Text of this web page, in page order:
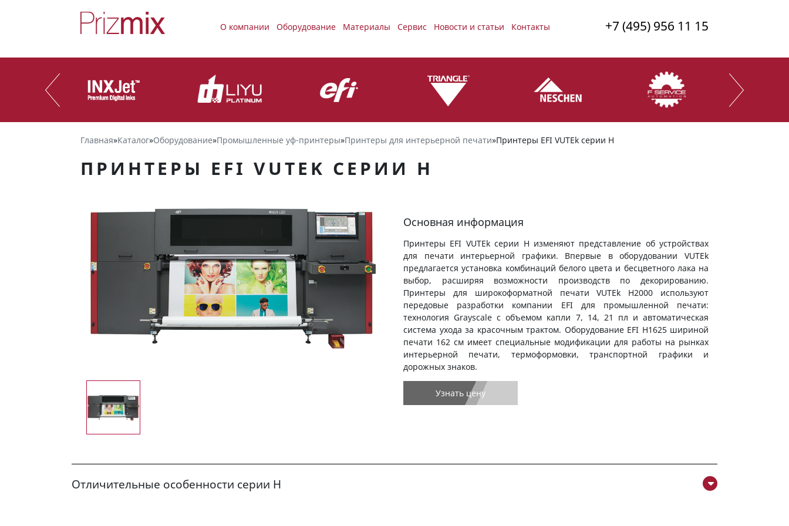
О компании Оборудование Материалы Сервис Новости и статьи Контакты +7 (495) 956 11 15
Главная»Каталог»Оборудование»Промышленные уф-принтеры»Принтеры для интерьерной печати»Принтеры EFI VUTEk серии Н
ПРИНТЕРЫ EFI VUTEK СЕРИИ Н
Основная информация
Принтеры EFI VUTEk серии Н изменяют представление об устройствах
для печати интерьерной графики. Впервые в оборудовании VUTEk
предлагается установка комбинаций белого цвета и бесцветного лака на
выбор, расширяя возможности производств по декорированию.
Принтеры для широкоформатной печати VUTEk H2000 используют
передовые разработки компании EFI для промышленной печати:
технология Grayscale с объемом капли 7, 14, 21 пл и автоматическая
система ухода за красочным трактом. Оборудование EFI H1625 шириной
печати 162 см имеет специальные модификации для работы на рынках
интерьерной печати, термоформовки, транспортной графики и
дорожных знаков.
Узнать цену
Отличительные особенности серии H